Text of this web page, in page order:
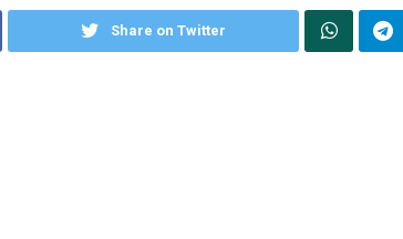
Share on Twitter